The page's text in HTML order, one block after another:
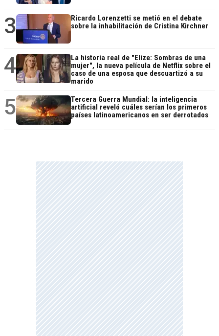
3
Ricardo Lorenzetti se metió en el debate
sobre la inhabilitación de Cristina Kirchner
4
La historia real de "Elize: Sombras de una
mujer", la nueva película de Netflix sobre el
caso de una esposa que descuartizó a su
marido
5
Tercera Guerra Mundial: la inteligencia
artificial reveló cuáles serían los primeros
países latinoamericanos en ser derrotados